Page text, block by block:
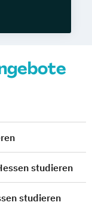
studieren
studieren